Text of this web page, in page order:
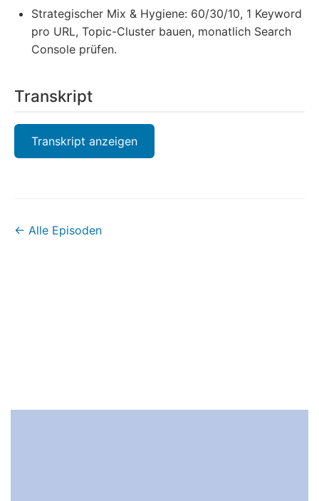
Strategischer Mix & Hygiene: 60/30/10, 1 Keyword
pro URL, Topic-Cluster bauen, monatlich Search
Console prüfen.
Transkript
Transkript anzeigen
← Alle Episoden